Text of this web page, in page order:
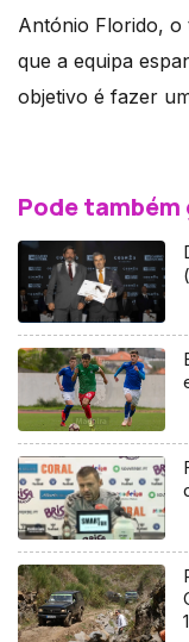
António Florido, o
que a equipa
objetivo é fazer
Pode